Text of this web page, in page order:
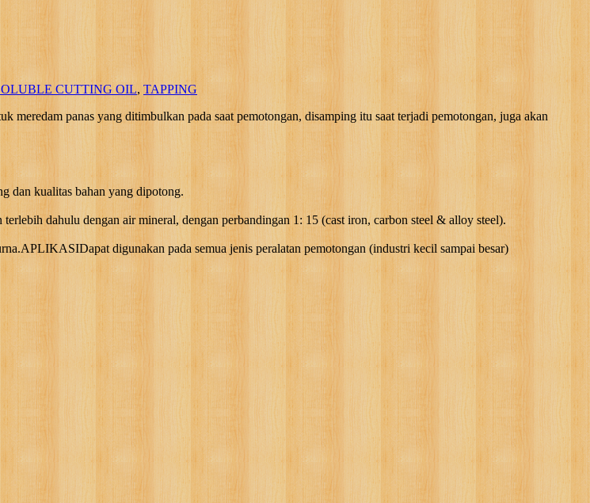
CUTTING OIL, TAPPING
panas yang ditimbulkan pada saat pemotongan, disamping itu saat terjadi pemotongan, juga akan
dan kualitas bahan yang dipotong.
dahulu dengan air mineral, dengan perbandingan 1: 15 (cast iron, carbon steel & alloy steel).
digunakan pada semua jenis peralatan pemotongan (industri kecil sampai besar)